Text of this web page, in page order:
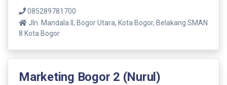
085289781700
Jln. Mandala ll, Bogor Utara, Kota Bogor, Belakang SMAN
8 Kota Bogor
Marketing Bogor 2 (Nurul)